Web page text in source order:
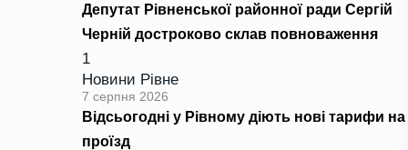
Депутат Рівненської районної ради Сергій
Черній достроково склав повноваження
1
Новини Рівне
7 серпня 2026
Відсьогодні у Рівному діють нові тарифи на
проїзд